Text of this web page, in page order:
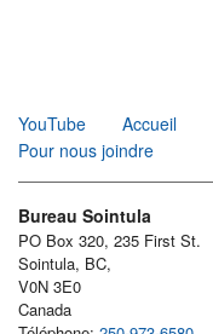
YouTube
Accueil
Pour nous joindre
Bureau Sointula
PO Box 320, 235 First St.
Sointula, BC,
V0N 3E0
Canada